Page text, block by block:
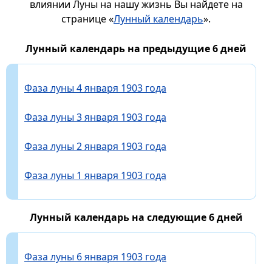
влиянии Луны на нашу жизнь Вы найдете на
странице «Лунный календарь».
Лунный календарь на предыдущие 6 дней
Фаза луны 4 января 1903 года
Фаза луны 3 января 1903 года
Фаза луны 2 января 1903 года
Фаза луны 1 января 1903 года
Лунный календарь на следующие 6 дней
Фаза луны 6 января 1903 года